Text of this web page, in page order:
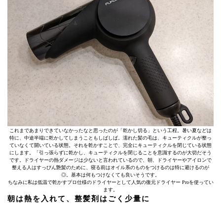
これまであまりできていなかったなと思ったのが「乾かし切る」という工程。暑い夏などは
特に、中途半端に乾かしてしまうこともしばしば。濡れた髪の毛は、キューティクルが整っ
ていなくて開いている状態。それを乾かすことで、完全にキューティクルを閉じている状態
にします。「引っ張らずに乾かし、キューティクルを閉じることを意識するのが大切だそう
です。ドライヤーの熱ダメージは少ないと言われているので、朝、ドライヤーやアイロンで
整える人はすっぴん艶髪のために、寝る前はオイル系のものをつけるのは特に避けるのが
◎。基本は何もつけなくても良いそうです。
ちなみに私は低温で乾かすプロ仕様のドライヤーとして人気の復元ドライヤー Proを使ってい
ます。
朝は熱を入れて、整髪剤はごく少量に